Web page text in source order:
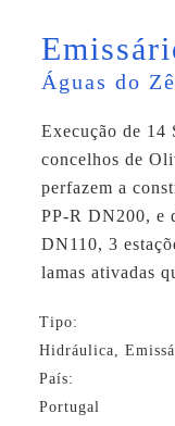
Águas do
Execução de 14
concelhos de
perfazem a
PP-R DN200, e
DN110, 3
lamas ativadas
Tipo:
Hidráulica,
País:
Portugal